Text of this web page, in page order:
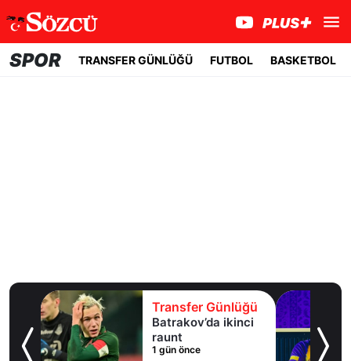
SPOR TRANSFER GÜNLÜĞÜ FUTBOL BASKETBOL
Transfer Günlüğü
Batrakov’da ikinci
raunt
1 gün önce